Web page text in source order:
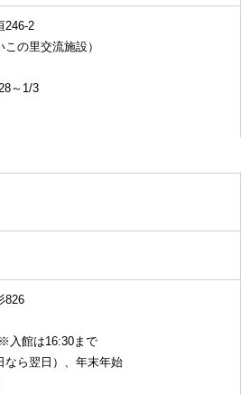
246-2
の里交流施設）
～1/3
826
入館は16:30まで
なら翌日）、年末年始